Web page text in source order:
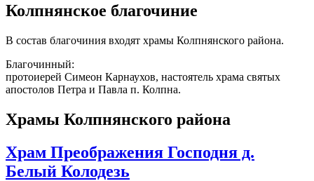
Колпнянское благочиние
В состав благочиния входят храмы Колпнянского района.
Благочинный:
протоиерей Симеон Карнаухов, настоятель храма святых
апостолов Петра и Павла п. Колпна.
Храмы Колпнянского района
Храм Преображения Господня д.
Белый Колодезь